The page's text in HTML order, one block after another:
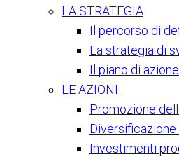
LA STRATEGIA
Il percorso di
La strategia di
Il piano di
LE AZIONI
Promozione
Investimenti